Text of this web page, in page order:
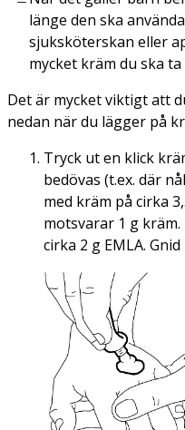
länge den ska
sjuksköterskan eller
mycket kräm du ska
Det är mycket viktigt att
nedan när du lägger på
Tryck ut en klick
bedövas (t.ex. där
med kräm på cirka
motsvarar 1 g
cirka 2 g EMLA.